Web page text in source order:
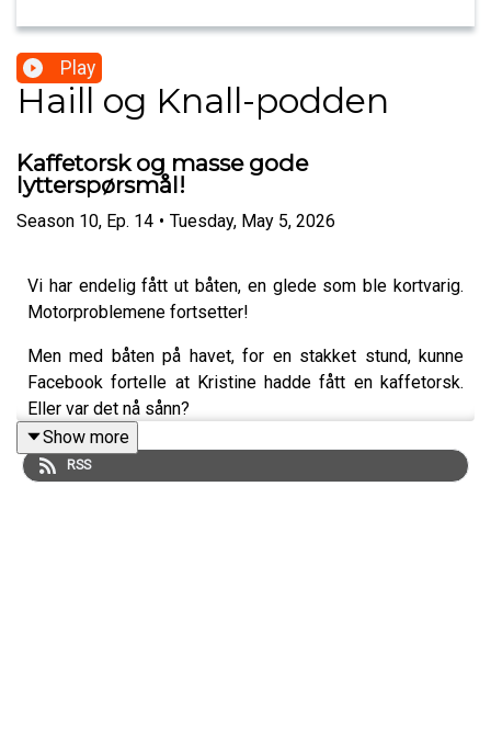
Play
Haill og Knall-podden
Kaffetorsk og masse gode
lytterspørsmål!
Season 10, Ep. 14 • Tuesday, May 5, 2026
Vi har endelig fått ut båten, en glede som ble kortvarig.
Motorproblemene fortsetter!
Men med båten på havet, for en stakket stund, kunne
Facebook fortelle at Kristine hadde fått en kaffetorsk.
Eller var det nå sånn?
Show more
RSS